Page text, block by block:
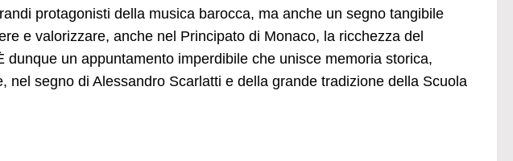
protagonisti della musica barocca, ma anche un segno tangibile
e valorizzare, anche nel Principato di Monaco, la ricchezza del
dunque un appuntamento imperdibile che unisce memoria storica,
nel segno di Alessandro Scarlatti e della grande tradizione della Scuola